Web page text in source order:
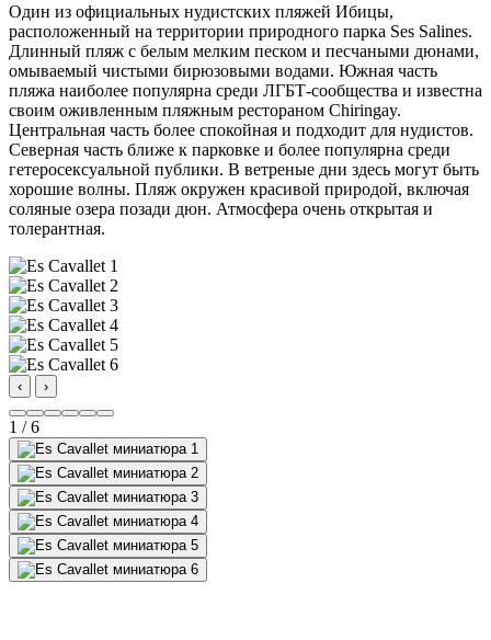
Один из официальных нудистских пляжей Ибицы,
расположенный на территории природного парка Ses Salines.
Длинный пляж с белым мелким песком и песчаными дюнами,
омываемый чистыми бирюзовыми водами. Южная часть
пляжа наиболее популярна среди ЛГБТ-сообщества и известна
своим оживленным пляжным рестораном Chiringay.
Центральная часть более спокойная и подходит для нудистов.
Северная часть ближе к парковке и более популярна среди
гетеросексуальной публики. В ветреные дни здесь могут быть
хорошие волны. Пляж окружен красивой природой, включая
соляные озера позади дюн. Атмосфера очень открытая и
толерантная.
‹ ›
1 / 6